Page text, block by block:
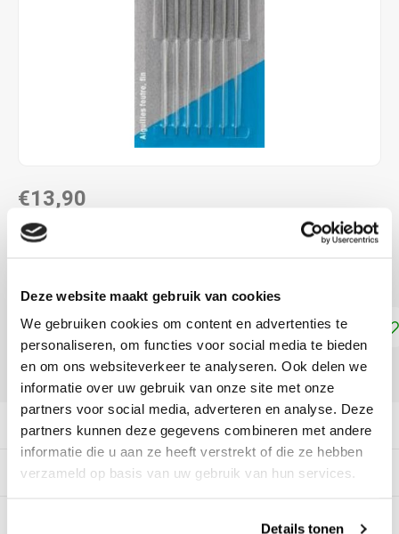
Deze website maakt gebruik van cookies
We gebruiken cookies om content en advertenties te
personaliseren, om functies voor social media te bieden
en om ons websiteverkeer te analyseren. Ook delen we
informatie over uw gebruik van onze site met onze
partners voor social media, adverteren en analyse. Deze
partners kunnen deze gegevens combineren met andere
informatie die u aan ze heeft verstrekt of die ze hebben
verzameld op basis van uw gebruik van hun services.
Details tonen
€13,90
DIRECT LEVERBAAR
Toevoegen aan winkelwagen
DELEN:
Productomschrijving
Gerelateerde producten